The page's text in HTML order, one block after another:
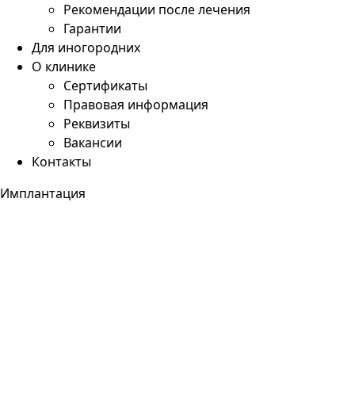
Рекомендации после лечения
Гарантии
Для иногородних
О клинике
Сертификаты
Правовая информация
Реквизиты
Вакансии
Контакты
Имплантация